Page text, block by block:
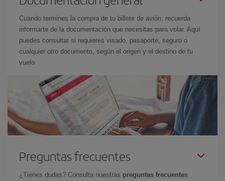
Cuando termines la compra de tu billete de avión, recuerda
informarte de la documentación que necesitas para volar. Aquí
puedes consultar si requieres visado, pasaporte, seguro o
cualquier otro documento, según el origen y el destino de tu
vuelo.
Preguntas frecuentes
¿Tienes dudas? Consulta nuestras preguntas frecuentes